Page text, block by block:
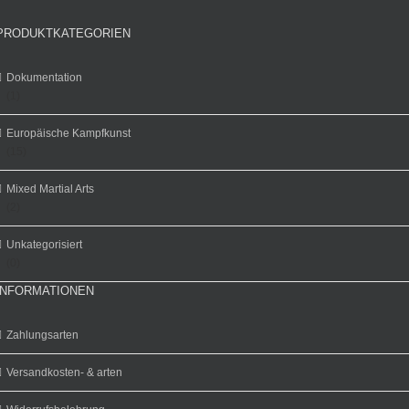
Dokumentation
Europäische Kampfkunst
Mixed Martial Arts
Unkategorisiert
Zahlungsarten
Versandkosten- & arten